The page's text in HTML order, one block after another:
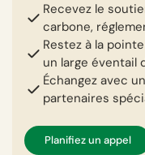
Recevez le
carbone,
Restez à la
un large éventail
Échangez avec
partenaires
Planifiez un appel